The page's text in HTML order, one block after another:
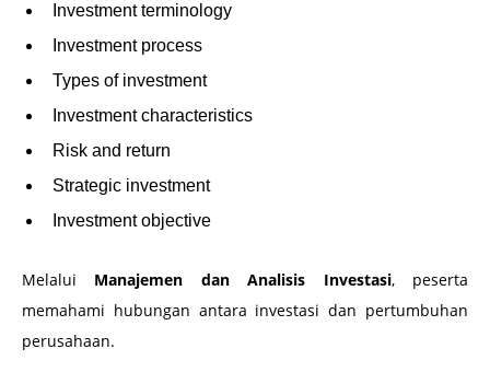
Investment terminology
Investment process
Types of investment
Investment characteristics
Risk and return
Strategic investment
Investment objective
Melalui Manajemen dan Analisis Investasi, peserta
memahami hubungan antara investasi dan pertumbuhan
perusahaan.